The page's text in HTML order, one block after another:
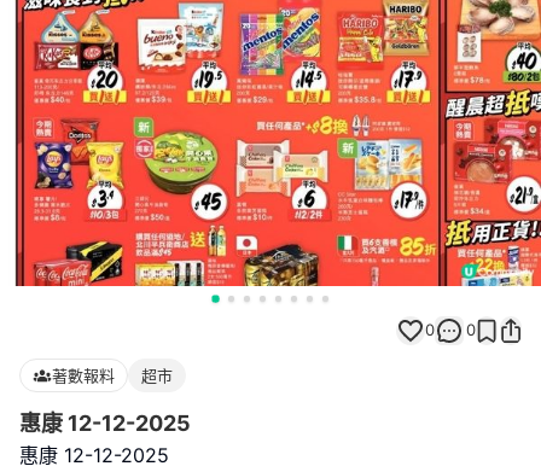
0 0
著數報料 超市
惠康 12-12-2025
惠康 12-12-2025